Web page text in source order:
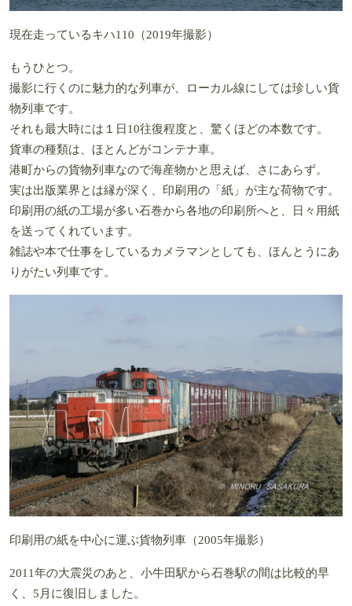
現在走っているキハ110（2019年撮影）
もうひとつ。
撮影に行くのに魅力的な列車が、ローカル線にしては珍しい貨
物列車です。
それも最大時には１日10往復程度と、驚くほどの本数です。
貨車の種類は、ほとんどがコンテナ車。
港町からの貨物列車なので海産物かと思えば、さにあらず。
実は出版業界とは縁が深く、印刷用の「紙」が主な荷物です。
印刷用の紙の工場が多い石巻から各地の印刷所へと、日々用紙
を送ってくれています。
雑誌や本で仕事をしているカメラマンとしても、ほんとうにあ
りがたい列車です。
印刷用の紙を中心に運ぶ貨物列車（2005年撮影）
2011年の大震災のあと、小牛田駅から石巻駅の間は比較的早
く、5月に復旧しました。